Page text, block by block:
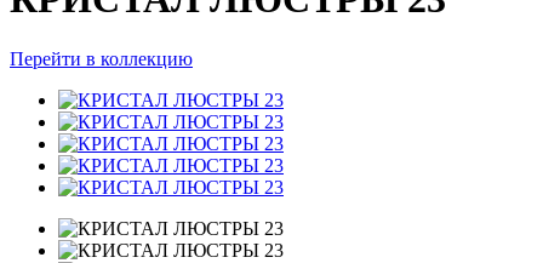
Перейти в коллекцию